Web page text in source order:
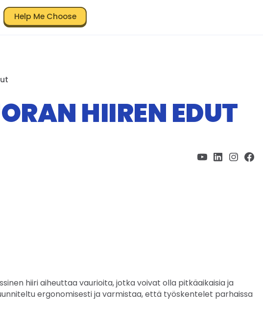
Help Me Choose
HIIREN EDUT
hiiri aiheuttaa vaurioita, jotka voivat olla pitkäaikaisia ja
ergonomisesti ja varmistaa, että työskentelet parhaissa